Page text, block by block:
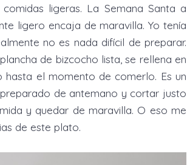
ligeras. La Semana Santa a
ligero encaja de maravilla. Yo tenía
no es nada difícil de preparar.
de bizcocho lista, se rellena en
el momento de comerlo. Es un
de antemano y cortar justo
y quedar de maravilla. O eso me
de este plato.